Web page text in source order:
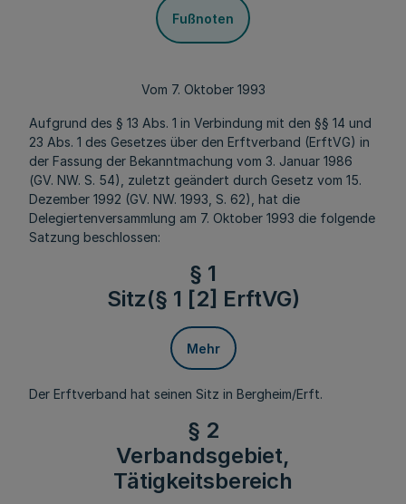
Fußnoten
Vom 7. Oktober 1993
Aufgrund des § 13 Abs. 1 in Verbindung mit den §§ 14 und
23 Abs. 1 des Gesetzes über den Erftverband (ErftVG) in
der Fassung der Bekanntmachung vom 3. Januar 1986
(GV. NW. S. 54), zuletzt geändert durch Gesetz vom 15.
Dezember 1992 (GV. NW. 1993, S. 62), hat die
Delegiertenversammlung am 7. Oktober 1993 die folgende
Satzung beschlossen:
§ 1
Sitz(§ 1 [2] ErftVG)
Mehr
Der Erftverband hat seinen Sitz in Bergheim/Erft.
§ 2
Verbandsgebiet,
Tätigkeitsbereich